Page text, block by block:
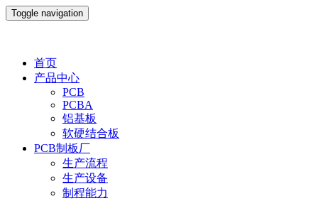
Toggle navigation
首页
产品中心
PCB
PCBA
铝基板
软硬结合板
PCB制板厂
生产流程
生产设备
制程能力